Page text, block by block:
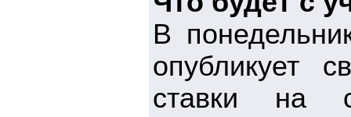
В
опубликует
ставки на